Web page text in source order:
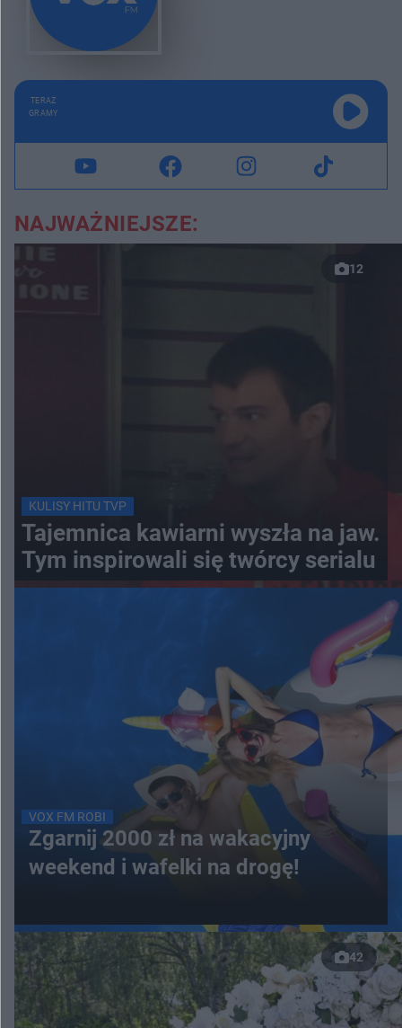
TERAZ
GRAMY
NAJWAŻNIEJSZE:
12
KULISY HITU TVP
Tajemnica kawiarni wyszła na jaw.
Tym inspirowali się twórcy serialu
VOX FM ROBI
Zgarnij 2000 zł na wakacyjny
weekend i wafelki na drogę!
42